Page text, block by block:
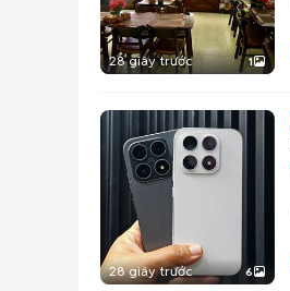
28 giây trước 1
28 giây trước 6